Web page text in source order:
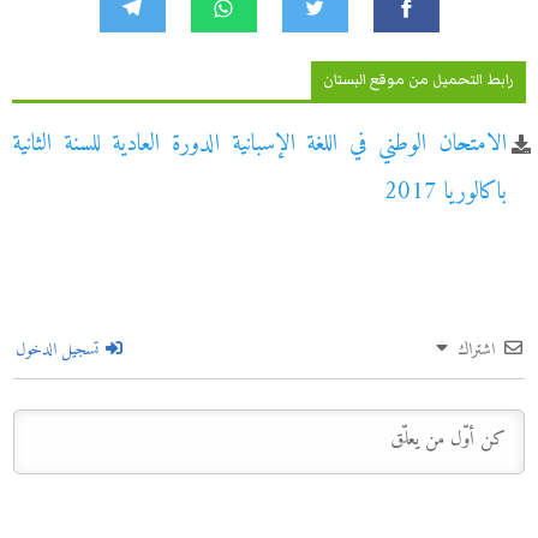
رابط التحميل من موقع البستان
الامتحان الوطني في اللغة الإسبانية الدورة العادية للسنة الثانية
باكالوريا 2017
اشتراك تسجيل الدخول